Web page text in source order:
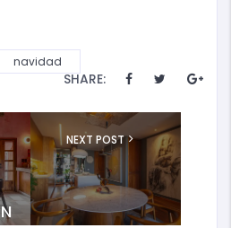
navidad
SHARE:
NEXT POST <A
HREF="HTTPS://
DE-ARTE-Y-
ESTILO-UN-
DEPARTAMENTO-